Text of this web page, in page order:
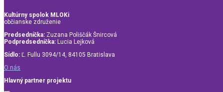
Kultúrny spolok MLOKi
občianske združenie
Predsedníčka: Zuzana Poliščák Šnircová
Podpredsedníčka: Lucia Lejková
Sídlo: Ľ. Fullu 3094/14, 84105 Bratislava
O nás
Hlavný partner projektu